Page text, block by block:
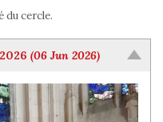
du cercle.
(06 Jun 2026)